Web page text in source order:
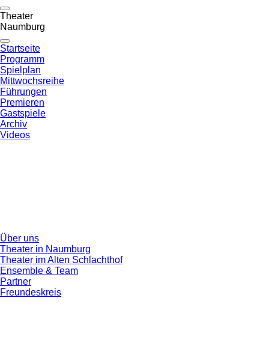
Theater
Naumburg
Startseite
Programm
Spielplan
Mittwochsreihe
Führungen
Premieren
Gastspiele
Archiv
Videos
Über uns
Theater in Naumburg
Theater im Alten Schlachthof
Ensemble & Team
Partner
Freundeskreis